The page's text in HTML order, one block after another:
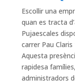
Escollir una
quan es tracta
Pujaescales
carrer Pau Claris
Aquesta
rapidesa
administradors